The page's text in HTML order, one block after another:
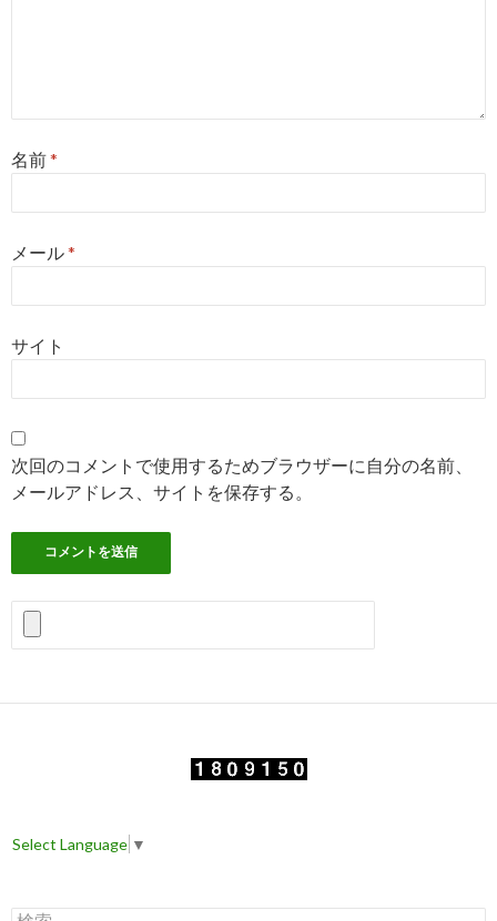
名前*
メール*
サイト
次回のコメントで使用するためブラウザーに自分の名前、
メールアドレス、サイトを保存する。
Select Language ▼